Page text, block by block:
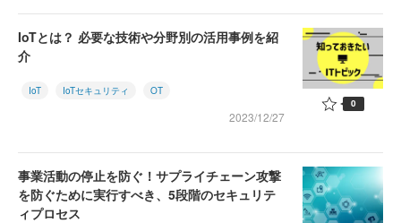
IoTとは？ 必要な技術や分野別の活用事例を紹
介
IoT IoTセキュリティ OT
2023/12/27
0
事業活動の停止を防ぐ！サプライチェーン攻撃
を防ぐために実行すべき、5段階のセキュリテ
ィプロセス